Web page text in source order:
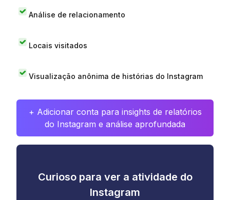
Análise de relacionamento
Locais visitados
Visualização anônima de histórias do Instagram
+ Adicionar conta para insights de relatórios
do Instagram e análise aprofundada
Curioso para ver a atividade do
Instagram